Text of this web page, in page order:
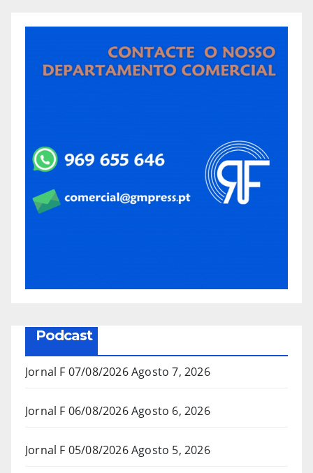
Podcast
Jornal F 07/08/2026Agosto 7, 2026
Jornal F 06/08/2026Agosto 6, 2026
Jornal F 05/08/2026Agosto 5, 2026